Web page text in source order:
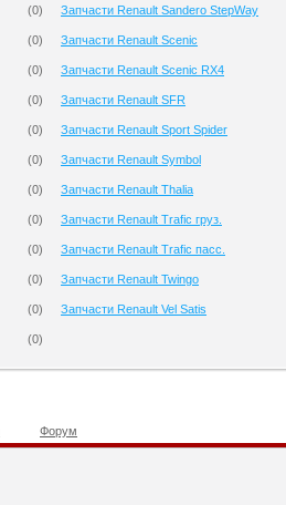
(0)
(0)
(0)
(0)
(0)
(0)
(0)
(0)
(0)
(0)
(0)
(0)
Запчасти Renault Sandero StepWay
Запчасти Renault Scenic
Запчасти Renault Scenic RX4
Запчасти Renault SFR
Запчасти Renault Sport Spider
Запчасти Renault Symbol
Запчасти Renault Thalia
Запчасти Renault Trafic груз.
Запчасти Renault Trafic пасс.
Запчасти Renault Twingo
Запчасти Renault Vel Satis
Форум